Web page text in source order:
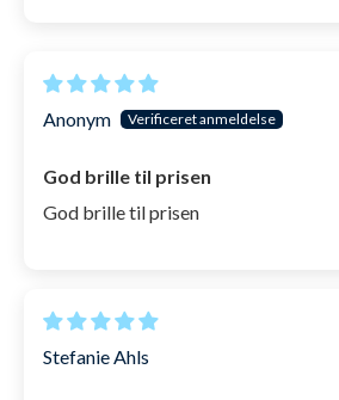
får du ikke her.
mænd og damer.
Anti-dug behandlet
inde i selve brillen, som
duggen.
Anonym
God brille til prisen
God brille til prisen
Stefanie Ahls